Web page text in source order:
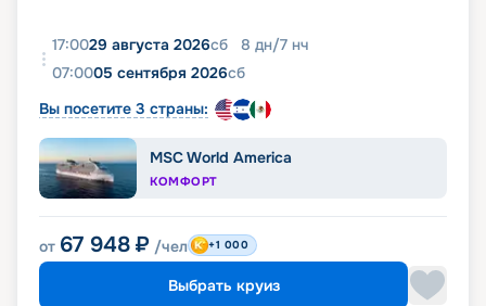
17:0029 августа 2026сб 8 дн/7 нч
07:0005 сентября 2026сб
Вы посетите 3 страны:
MSC World America
КОМФОРТ
от 67 948 ₽ /чел +1 000
Выбрать круиз